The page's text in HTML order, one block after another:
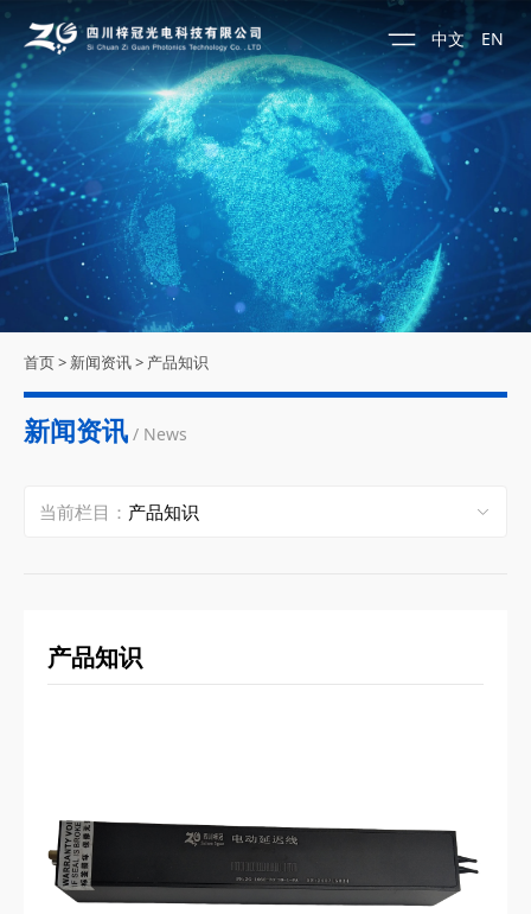
中文 EN
首页> 新闻资讯> 产品知识
新闻资讯 / News
当前栏目：
产品知识